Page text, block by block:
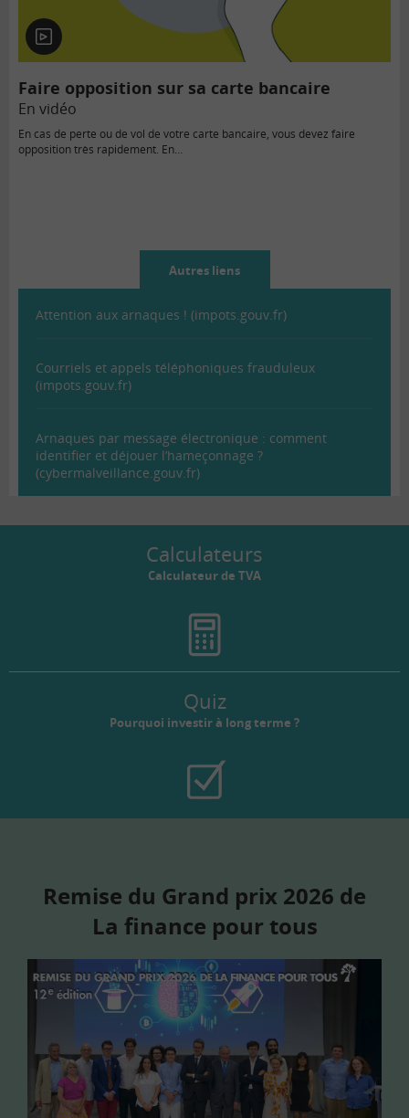
En
vidéo
Faire opposition sur sa carte bancaire
En vidéo
En cas de perte ou de vol de votre carte bancaire, vous devez faire
opposition très rapidement. En…
Autres liens
Attention aux arnaques ! (impots.gouv.fr)
Courriels et appels téléphoniques frauduleux
(impots.gouv.fr)
Arnaques par message électronique : comment
identifier et déjouer l’hameçonnage ?
(cybermalveillance.gouv.fr)
Calculateurs
Calculateur de TVA
Quiz
Pourquoi investir à long terme ?
Remise du Grand prix 2026 de
La finance pour tous